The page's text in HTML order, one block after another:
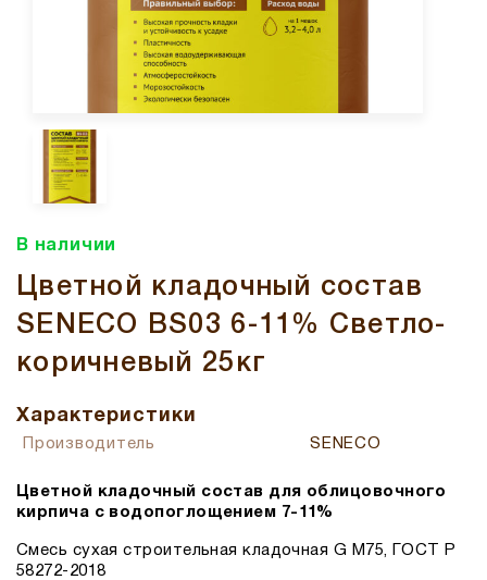
В наличии
Цветной кладочный состав
SENECO BS03 6-11% Светло-
коричневый 25кг
Характеристики
Производитель SENECO
Цветной кладочный состав для облицовочного
кирпича с водопоглощением 7-11%
Смесь сухая строительная кладочная G M75, ГОСТ Р
58272-2018